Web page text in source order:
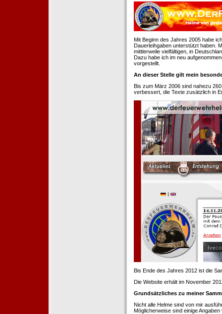
Mit Beginn des Jahres 2005 habe
Dauerleihgaben unterstützt haben.
mittlerweile vielfältigen, in
Dazu habe ich im neu
vorgestellt.
An dieser Stelle gilt mein
Bis zum März 2006 sind nahezu
verbessert, die Texte zusätzlich in
Bis Ende des Jahres 2012 ist die
Die Website erhält im November
Grundsätzliches zu meiner
Nicht alle Helme sind von mir
Möglicherweise sind einige